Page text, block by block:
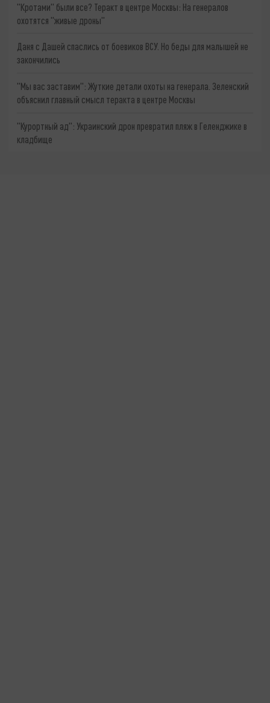
"Кротами" были все? Теракт в центре Москвы: На генералов
охотятся "живые дроны"
Даня с Дашей спаслись от боевиков ВСУ. Но беды для малышей не
закончились
"Мы вас заставим": Жуткие детали охоты на генерала. Зеленский
объяснил главный смысл теракта в центре Москвы
"Курортный ад": Украинский дрон превратил пляж в Геленджике в
кладбище